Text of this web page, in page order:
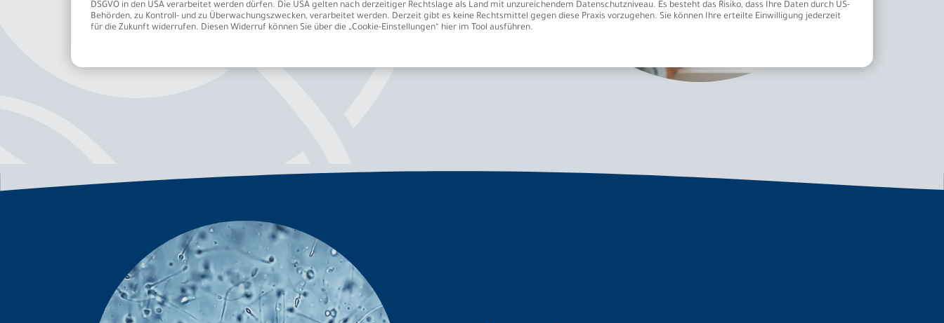
DSGVO in den USA verarbeitet werden dürfen. Die USA gelten nach derzeitiger Rechtslage als Land mit unzureichendem Datenschutzniveau. Es besteht das Risiko, dass Ihre Daten durch US-
Behörden, zu Kontroll- und zu Überwachungszwecken, verarbeitet werden. Derzeit gibt es keine Rechtsmittel gegen diese Praxis vorzugehen. Sie können Ihre erteilte Einwilligung jederzeit
für die Zukunft widerrufen. Diesen Widerruf können Sie über die „Cookie-Einstellungen“ hier im Tool ausführen.